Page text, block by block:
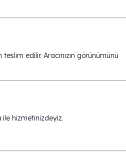
edilir. Aracınızın görünümünü
ile hizmetinizdeyiz.